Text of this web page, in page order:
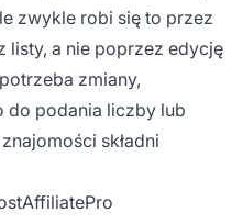
zwykle robi się to przez
a nie poprzez edycję
zmiany,
do podania liczby lub
składni